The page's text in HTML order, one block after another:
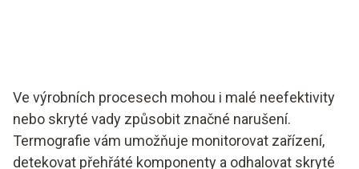
Ve výrobních procesech mohou i malé neefektivity
nebo skryté vady způsobit značné narušení.
Termografie vám umožňuje monitorovat zařízení,
detekovat přehřáté komponenty a odhalovat skryté